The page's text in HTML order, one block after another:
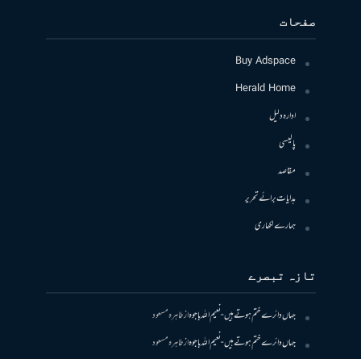
صفحات
Buy Adspace
Herald Home
ادارہ دلیل
پالیسی
مقاصد
ہدایات برائے تحریر
ہمارے لکھاری
تازہ تبصرے
جہاں دائرے ختم ہوتے ہیں- نعیم اللہ باجوہازطاہرہ مسعود
جہاں دائرے ختم ہوتے ہیں- نعیم اللہ باجوہازطاہرہ مسعود